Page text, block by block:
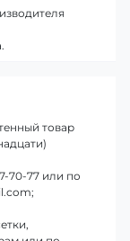
товар
70-77 или по